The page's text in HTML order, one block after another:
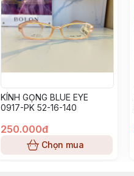
KÍNH GỌNG BLUE EYE
0917-PK 52-16-140
250.000đ
Chọn mua